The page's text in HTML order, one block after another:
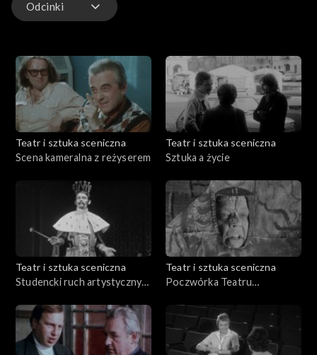
Odcinki
Teatr i sztuka sceniczna
Scena kameralna z reżyserem
Teatr i sztuka sceniczna
Sztuka a życie
Teatr i sztuka sceniczna
Studencki ruch artystyczny
Teatr i sztuka sceniczna
Poczwórka Teatru